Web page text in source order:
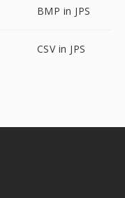
BMP in JPS
CSV in JPS